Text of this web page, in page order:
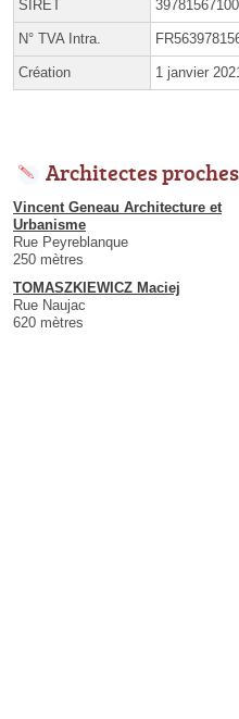
SIRET
N° TVA Intra.
Création 1 janvier
Architectes proches
Vincent Geneau Architecture et
Urbanisme
Rue Peyreblanque
250 mètres
TOMASZKIEWICZ Maciej
Rue Naujac
620 mètres